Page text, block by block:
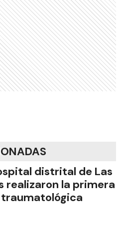
distrital de Las
realizaron la primera